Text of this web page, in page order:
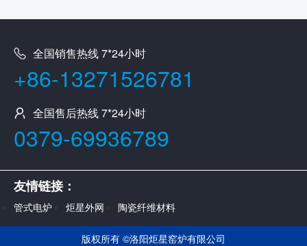
全国销售热线 7*24小时
+86-13271526781
全国售后热线 7*24小时
0379-69936789
友情链接：
管式电炉 炬星外网 陶瓷纤维材料
版权所有 ©洛阳炬星窑炉有限公司